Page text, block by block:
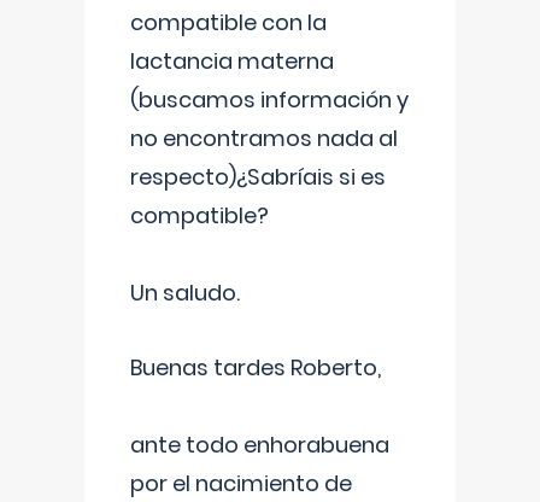
compatible con la
lactancia materna
(buscamos información y
no encontramos nada al
respecto)¿Sabríais si es
compatible?
Un saludo.
Buenas tardes Roberto,
ante todo enhorabuena
por el nacimiento de